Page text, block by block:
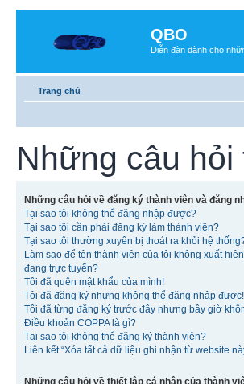
QBO
Diễn đàn dành cho
Trang chủ
Những câu
Những câu hỏi về đăng ký thành viên và đăng
Tại sao tôi không thể đăng nhập được?
Tại sao tôi cần phải đăng ký làm thành viên?
Tại sao tôi thường xuyên bị thoát ra khỏi hệ
Làm sao để tên thành viên của tôi không xuất
đang trực tuyến?
Tôi đã quên mật khẩu của mình!
Tôi đã đăng ký nhưng không thể đăng nhập được!
Tôi đã từng đăng ký trước đây nhưng bây giờ
Điều khoản COPPA là gì?
Tại sao tôi không thể đăng ký thành viên?
Liên kết “Xóa tất cả dữ liệu ghi nhận từ website
Những câu hỏi về thiết lập cá nhân của thành